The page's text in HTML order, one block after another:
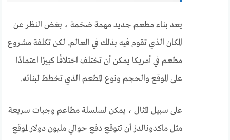
يعد بناء مطعم جديد مهمة ضخمة ، بغض النظر عن
المكان الذي تقوم فيه بذلك في العالم. لكن تكلفة مشروع
مطعم في أمريكا يمكن أن تختلف اختلافًا كبيرًا اعتمادًا
على الموقع والحجم ونوع المطعم الذي تخطط لبنائه.
على سبيل المثال ، يمكن لسلسلة مطاعم وجبات سريعة
مثل ماكدونالدز أن تتوقع دفع حوالي مليون دولار لموقع